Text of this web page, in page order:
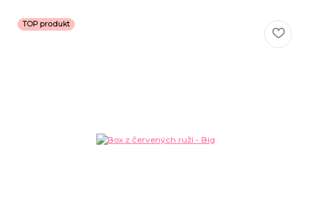
TOP produkt